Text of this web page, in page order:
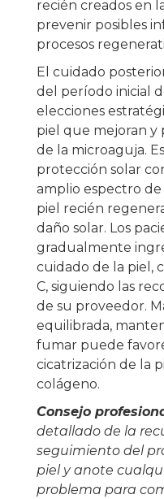
recién creados en
prevenir posibles
procesos
El cuidado
del período inicial
elecciones
piel que mejoran y
de la microaguja.
protección solar
amplio espectro
piel recién
daño solar. Los
gradualmente
cuidado de la piel,
C, siguiendo las
de su proveedor.
equilibrada,
fumar puede
cicatrización de la
colágeno.
Consejo
detallado de la
seguimiento del
piel y anote
problema para